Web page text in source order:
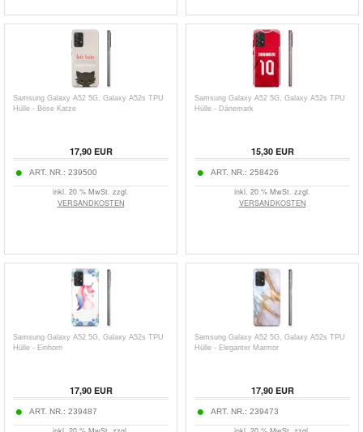
Samsung Galaxy A52 5G, Galaxy A52s TPU
Hülle - Böse Katze
17,90EUR
ART. NR.: 239500
inkl. 20 % MwSt. zzgl.
VERSANDKOSTEN
Samsung Galaxy A52 5G, Galaxy A52s TPU
Hülle - Dänemark
15,30EUR
ART. NR.: 258426
inkl. 20 % MwSt. zzgl.
VERSANDKOSTEN
Samsung Galaxy A52 5G, Galaxy A52s TPU
Hülle - Einhorn
17,90EUR
ART. NR.: 239487
Samsung Galaxy A52 5G, Galaxy A52s TPU
Hülle - Eleganter Marmor
17,90EUR
ART. NR.: 239473